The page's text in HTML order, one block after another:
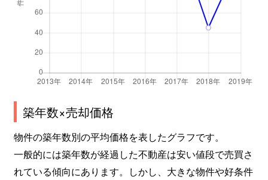
築年数×売却価格
物件の築年数別の平均価格を表したグラフです。
一般的には築年数が経過した不動産は安い値段で売買さ
れている傾向にあります。しかし、大きな物件や好条件